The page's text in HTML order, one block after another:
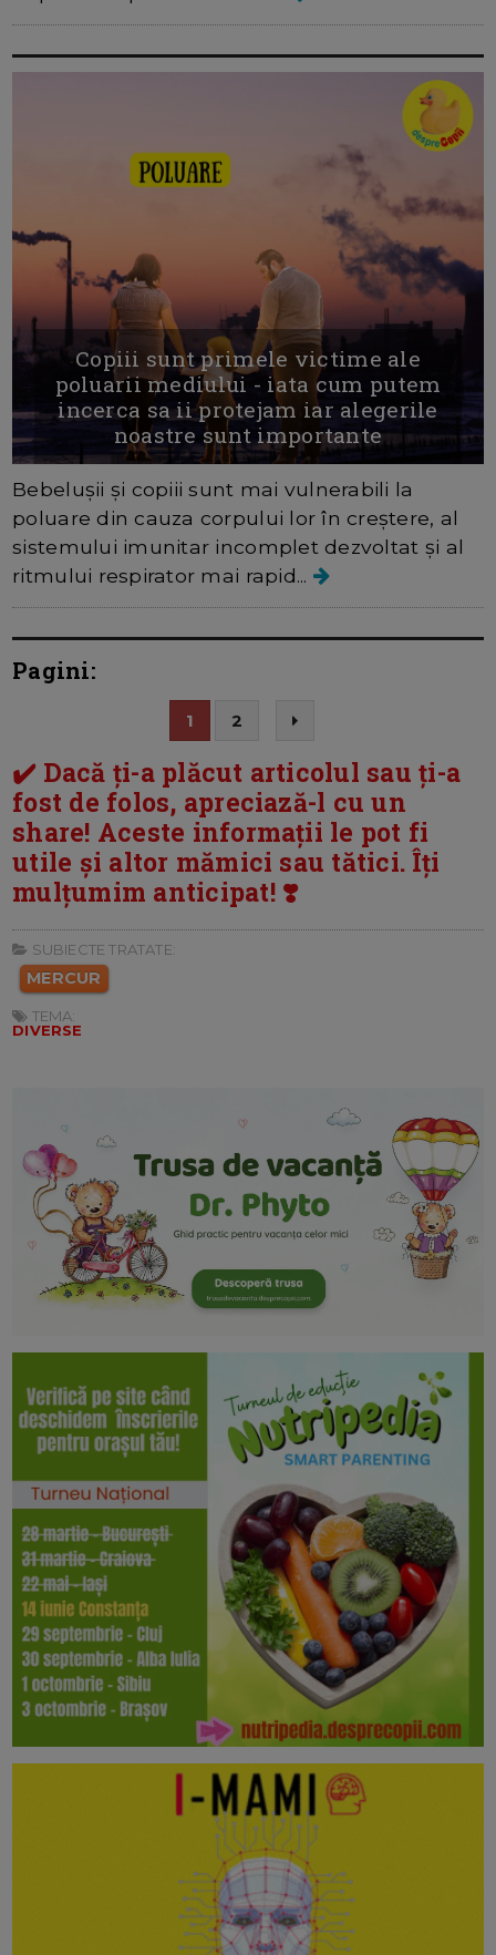
Copiii sunt primele victime ale
poluarii mediului - iata cum putem
incerca sa ii protejam iar alegerile
noastre sunt importante
Bebelușii și copiii sunt mai vulnerabili la
poluare din cauza corpului lor în creștere, al
sistemului imunitar incomplet dezvoltat și al
ritmului respirator mai rapid...
Pagini:
1 2
✔️ Dacă ți-a plăcut articolul sau ți-a
fost de folos, apreciază-l cu un
share! Aceste informații le pot fi
utile și altor mămici sau tătici. Îți
mulțumim anticipat! ❣️
SUBIECTE TRATATE:
MERCUR
TEMA:
DIVERSE